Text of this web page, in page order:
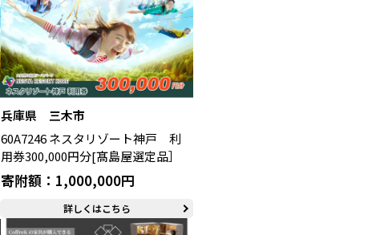
兵庫県 三木市
60A7246 ネスタリゾート神戸 利
用券300,000円分[髙島屋選定品］
寄附額：1,000,000円
詳しくはこちら